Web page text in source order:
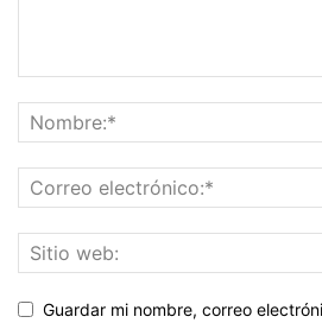
Guardar mi nombre, correo